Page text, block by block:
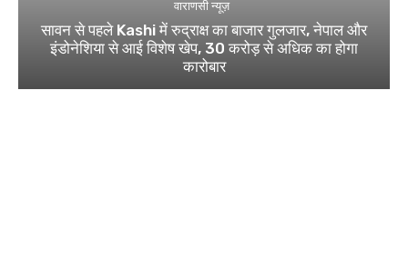
वाराणसी न्यूज़
सावन से पहले Kashi में रुद्राक्ष का बाजार गुलजार, नेपाल और
इंडोनेशिया से आई विशेष खेप, 30 करोड़ से अधिक का होगा
कारोबार